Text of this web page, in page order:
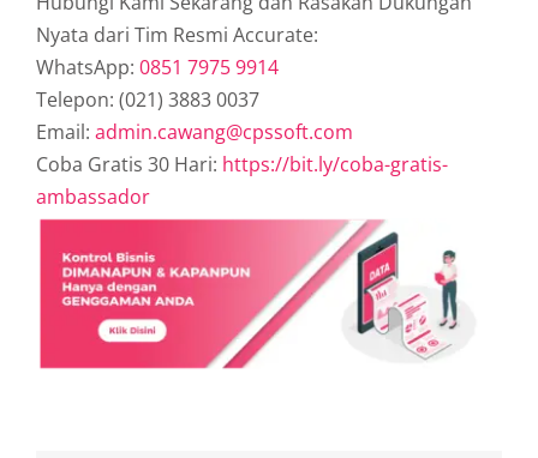
Nyata dari Tim Resmi Accurate:
WhatsApp: 0851 7975 9914
Telepon: (021) 3883 0037
Email: admin.cawang@cpssoft.com
Coba Gratis 30 Hari: https://bit.ly/coba-gratis-
ambassador